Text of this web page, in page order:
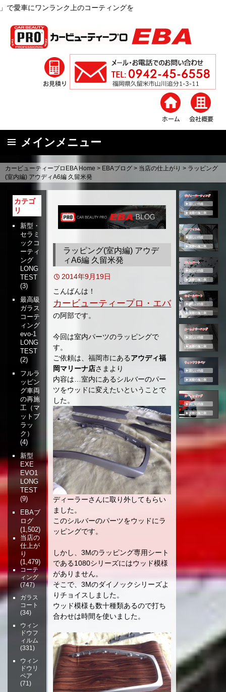
上のコーティングを
メインメニュー
コ
ン
カービューティープロEBA Home > EBAブログ > 当店の仕上がり > ラッピング
(室内編) アウディA6編 久留米発
ラッピング(室内編) アウデ
ィA6編 久留米発
2014年9月19日
こんばんは！
カービューティープロ・エバ
の阿部です。
今回は室内パーツのラッピングで
す。
ご依頼は、福岡市にあるアウディ福
岡マリーナ店さまより
内容は…室内にあるシルバーのパー
ツをウッドに変えたいということで
した。
ディーラーさんに取り外してもらい
ました。
このシルバーのパーツをウッドにラ
ッピングです。
しかし、3Mのラッピング専用シート
である1080シリーズにはウッド模様
がありません。
そこで、3Mのダイノックシリーズよ
りチョイスしました。
ウッド模様も数十種類あるので打ち
合わせは時間を使いました。
カテゴ
リ
新型・
セラミ
ックコ
ーティ
ング
LONG
TEST
(3)
最高級
ガラス
コーテ
ィング
evo-1
LONG
TEST
(2)
フルラ
ッピン
グ車両
の再施
工（マ
ットブ
ラッ
ク）
(4)
新型
EXE
EVO1
LONG
TEST
(9)
EBAブ
ログ
(1,502)
当店の
仕上が
り
(1,479)
コーテ
ィング
(747)
ガラス
コート
(34)
ウィン
ドウフ
ィルム
(331)
ウィン
ドウリ
ペア
(71)